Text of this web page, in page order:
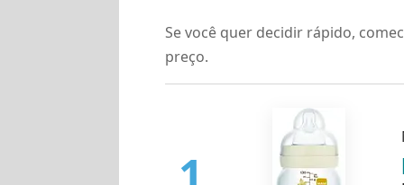
Se você quer decidir rápido,
preço.